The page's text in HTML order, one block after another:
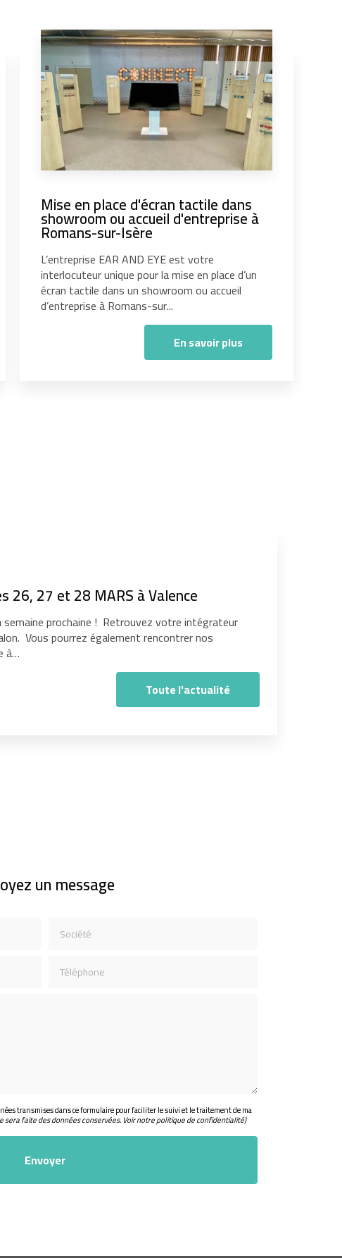
Mise en place d'écran tactile dans
showroom ou accueil d'entreprise à
Romans-sur-Isère
L’entreprise EAR AND EYE est votre
interlocuteur unique pour la mise en place d’un
écran tactile dans un showroom ou accueil
d’entreprise à Romans-sur...
En savoir plus
26, 27 et 28 MARS à Valence
prochaine ! Retrouvez votre intégrateur
Vous pourrez également rencontrer nos
à…
Toute l'actualité
un message
Société
Téléphone
transmises dans ce formulaire pour faciliter le suivi et le traitement de ma
faite des données conservées. Voir notrepolitique de confidentialité)